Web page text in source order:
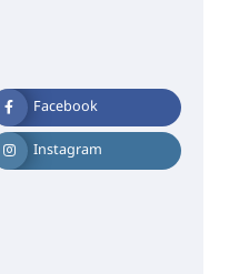
Facebook
Instagram
‘അരങ്ങ് 2026’
പണം